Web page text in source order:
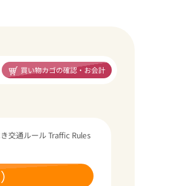
買い物カゴの確認・お会計
交通ルール Traffic Rules